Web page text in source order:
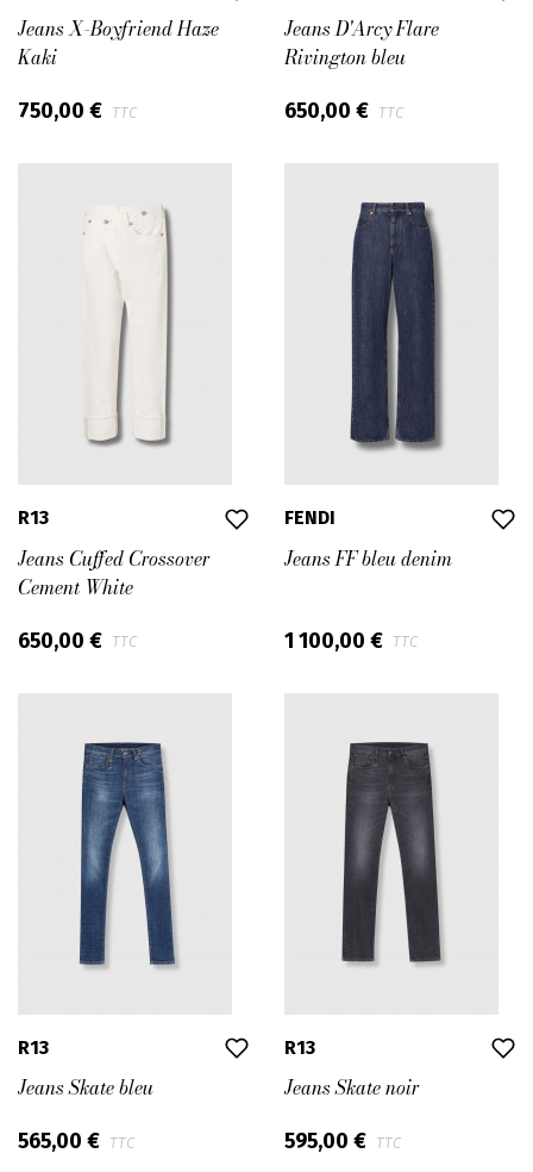
Jeans X-Boyfriend Haze
Kaki
750,00 € TTC
Jeans D'Arcy Flare
Rivington bleu
650,00 € TTC
R13
Jeans Cuffed Crossover
Cement White
650,00 € TTC
FENDI
Jeans FF bleu denim
1 100,00 € TTC
R13
Jeans Skate bleu
565,00 € TTC
R13
Jeans Skate noir
595,00 € TTC